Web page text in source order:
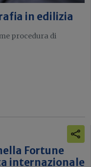
in edilizia
procedura di
Fortune
internazionale